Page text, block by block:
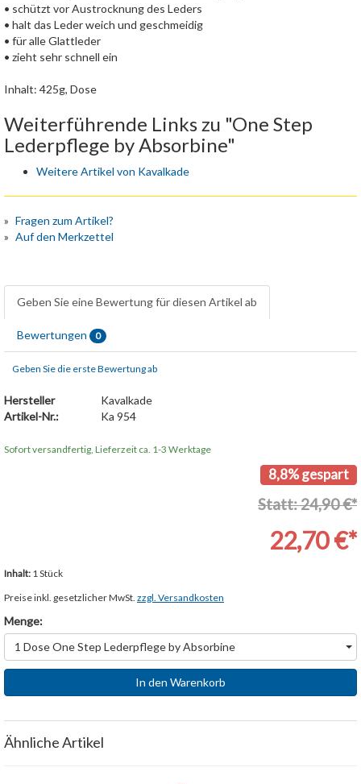
• schützt vor Austrocknung des Leders
• halt das Leder weich und geschmeidig
• für alle Glattleder
• zieht sehr schnell ein
Inhalt: 425g, Dose
Weiterführende Links zu "One Step
Lederpflege by Absorbine"
Weitere Artikel von Kavalkade
Fragen zum Artikel?
Auf den Merkzettel
Geben Sie eine Bewertung für diesen Artikel ab
Bewertungen 0
Geben Sie die erste Bewertung ab
Hersteller
Kavalkade
Artikel-Nr.:
Ka 954
Sofort versandfertig, Lieferzeit ca. 1-3 Werktage
8,8% gespart
Statt: 24,90 €*
22,70 €*
Inhalt: 1 Stück
Preise inkl. gesetzlicher MwSt. zzgl. Versandkosten
Menge:
1 Dose One Step Lederpflege by Absorbine
In den Warenkorb
Ähnliche Artikel